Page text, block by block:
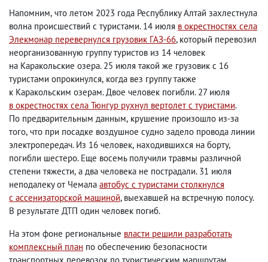
Напомним, что летом 2023 года Республику Алтай захлестнула
волна происшествий с туристами. 14 июля в окрестностях села
Элекмонар перевернулся грузовик ГАЗ-66, который перевозил
неорганизованную группу туристов из 14 человек
на Каракольские озера. 25 июля такой же грузовик с 16
туристами опрокинулся, когда вез группу также
к Каракольским озерам. Двое человек погибли. 27 июля
в окрестностях села Тюнгур рухнул вертолет с туристами.
По предварительным данным, крушение произошло из-за
того, что при посадке воздушное судно задело провода линии
электропередач. Из 16 человек, находившихся на борту,
погибли шестеро. Еще восемь получили травмы различной
степени тяжести, а два человека не пострадали. 31 июля
неподалеку от Чемала автобус с туристами столкнулся
с ассенизаторской машиной, выехавшей на встречную полосу.
В результате ДТП один человек погиб.
На этом фоне региональные власти решили разработать
комплексный план по обеспечению безопасности